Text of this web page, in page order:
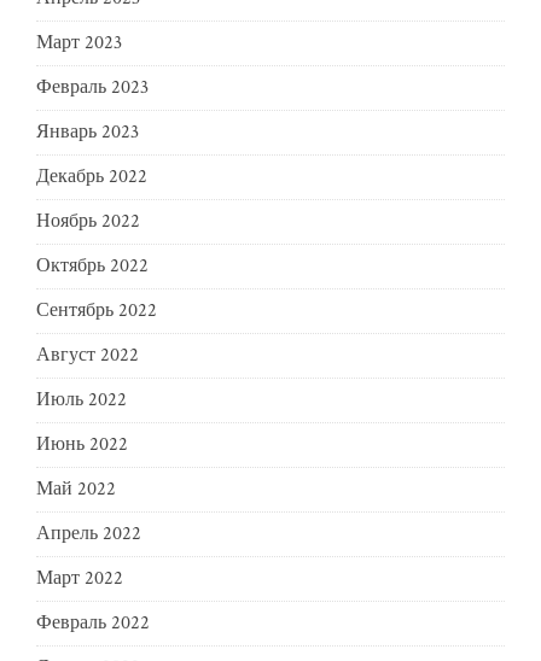
Март 2023
Февраль 2023
Январь 2023
Декабрь 2022
Ноябрь 2022
Октябрь 2022
Сентябрь 2022
Август 2022
Июль 2022
Июнь 2022
Май 2022
Апрель 2022
Март 2022
Февраль 2022